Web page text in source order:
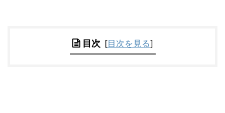
目次 [目次を見る]